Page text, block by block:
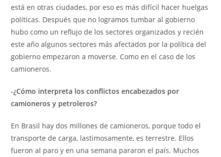
está en otras ciudades, por eso es más difícil hacer huelgas
políticas. Después que no logramos tumbar al gobierno
hubo como un reflujo de los sectores organizados y recién
este año algunos sectores más afectados por la política del
gobierno empezaron a moverse. Como en el caso de los
camioneros.
-¿Cómo interpreta los conflictos encabezados por
camioneros y petroleros?
En Brasil hay dos millones de camioneros, porque todo el
transporte de carga, lastimosamente, es terrestre. Ellos
fueron al paro y en una semana pararon el país. Muchos